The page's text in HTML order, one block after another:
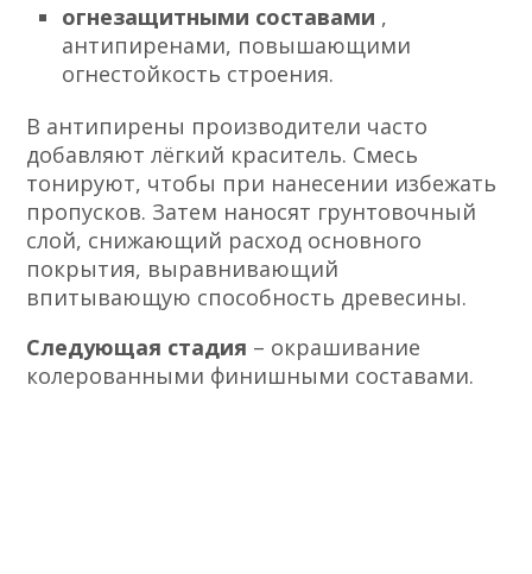
огнезащитными составами ,
антипиренами, повышающими
огнестойкость строения.
В антипирены производители часто
добавляют лёгкий краситель. Смесь
тонируют, чтобы при нанесении избежать
пропусков. Затем наносят грунтовочный
слой, снижающий расход основного
покрытия, выравнивающий
впитывающую способность древесины.
Следующая стадия – окрашивание
колерованными финишными составами.